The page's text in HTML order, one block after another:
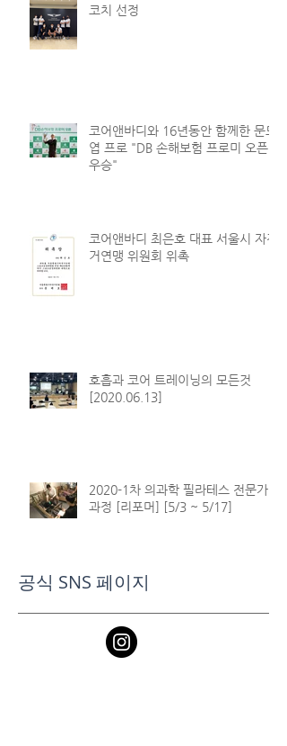
코치 선정
코어앤바디와 16년동안 함께한 문도
엽 프로 "DB 손해보험 프로미 오픈
우승"
코어앤바디 최은호 대표 서울시 자전
거연맹 위원회 위촉
호흡과 코어 트레이닝의 모든것
[2020.06.13]
2020-1차 의과학 필라테스 전문가
과정 [리포머] [5/3 ~ 5/17]
공식 SNS 페이지